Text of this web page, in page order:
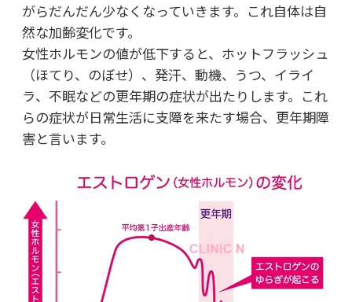
がらだんだん少なくなっていきます。これ自体は自
然な加齢変化です。
女性ホルモンの値が低下すると、ホットフラッシュ
（ほてり、のぼせ）、発汗、動機、うつ、イライ
ラ、不眠などの更年期の症状が出たりします。これ
らの症状が日常生活に支障を来たす場合、更年期障
害と言います。